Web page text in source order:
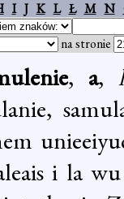
I J K L Ł M N
na stronie
, a,
i la